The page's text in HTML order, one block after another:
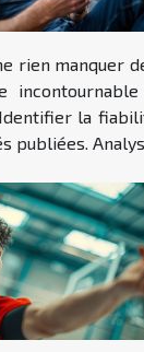
rien manquer
la
publiées.